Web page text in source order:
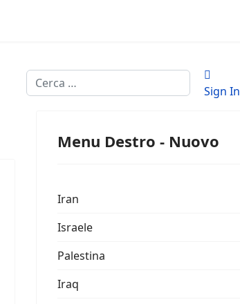
Cerca
Sign In
Menu Destro - Nuovo
Iran
Israele
Palestina
Iraq